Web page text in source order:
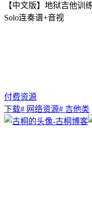
【中文版】地狱吉他训
Solo连奏谱+音视
付费资源
下载# 网络资源# 吉他类